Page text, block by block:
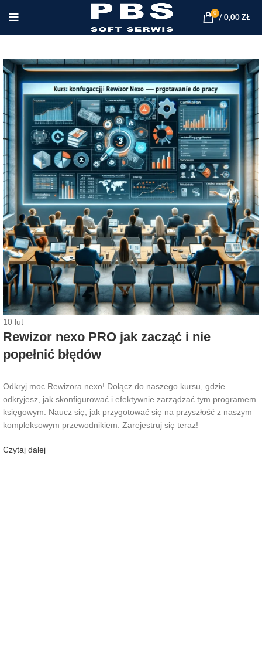
0
/ 0,00 ZŁ
10 lut
Rewizor nexo PRO jak zacząć i nie
popełnić błędów
Odkryj moc Rewizora nexo! Dołącz do naszego kursu, gdzie
odkryjesz, jak skonfigurować i efektywnie zarządzać tym programem
księgowym. Naucz się, jak przygotować się na przyszłość z naszym
kompleksowym przewodnikiem. Zarejestruj się teraz!
Czytaj dalej